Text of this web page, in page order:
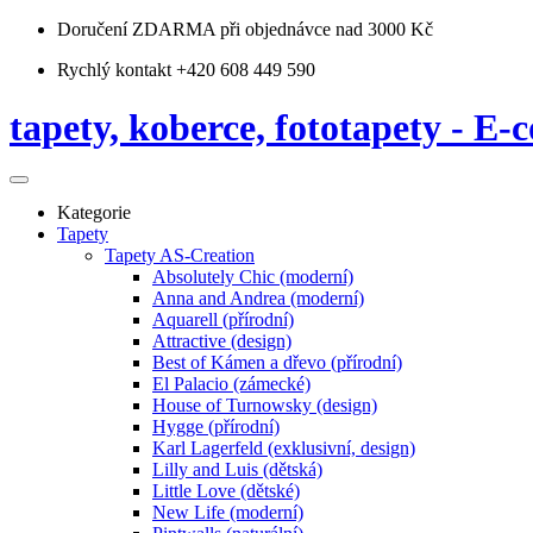
Doručení ZDARMA při objednávce nad 3000 Kč
Rychlý kontakt +420 608 449 590
tapety, koberce, fototapety - E-
Kategorie
Tapety
Tapety AS-Creation
Absolutely Chic (moderní)
Anna and Andrea (moderní)
Aquarell (přírodní)
Attractive (design)
Best of Kámen a dřevo (přírodní)
El Palacio (zámecké)
House of Turnowsky (design)
Hygge (přírodní)
Karl Lagerfeld (exklusivní, design)
Lilly and Luis (dětská)
Little Love (dětské)
New Life (moderní)